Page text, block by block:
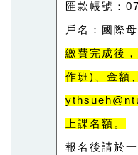
匯款帳號：
戶名：國際
繳費完成後
作班)、金額
y
上課名額。
報名後請於